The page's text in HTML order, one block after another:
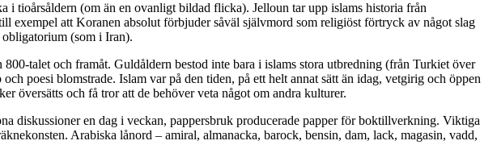
i tioårsåldern (om än en ovanligt bildad flicka). Jelloun tar upp islams historia från
exempel att Koranen absolut förbjuder såväl självmord som religiöst förtryck av något slag
obligatorium (som i Iran).
talet och framåt. Guldåldern bestod inte bara i islams stora utbredning (från Turkiet över
poesi blomstrade. Islam var på den tiden, på ett helt annat sätt än idag, vetgirig och öppen
översätts och få tror att de behöver veta något om andra kulturer.
diskussioner en dag i veckan, pappersbruk producerade papper för boktillverkning. Viktiga
Arabiska lånord – amiral, almanacka, barock, bensin, dam, lack, magasin, vadd,